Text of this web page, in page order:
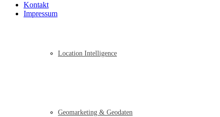
Location Intelligence
Geomarketing & Geodaten
Kontakt
Impressum